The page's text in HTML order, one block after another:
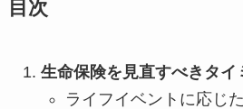
目次
生命保険を見直すべきタイ
ライフイベントに応じ